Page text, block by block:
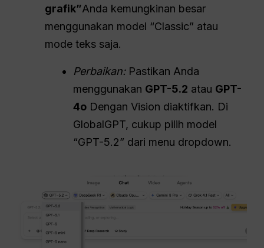
grafik”Anda kemungkinan besar
menggunakan model “Classic” atau
mode teks saja.
Perbaikan:Pastikan Anda
menggunakan GPT-5.2 atau GPT-
4o Dengan Vision diaktifkan. Di
GlobalGPT, cukup pilih model
“GPT-5.2” dari menu dropdown.